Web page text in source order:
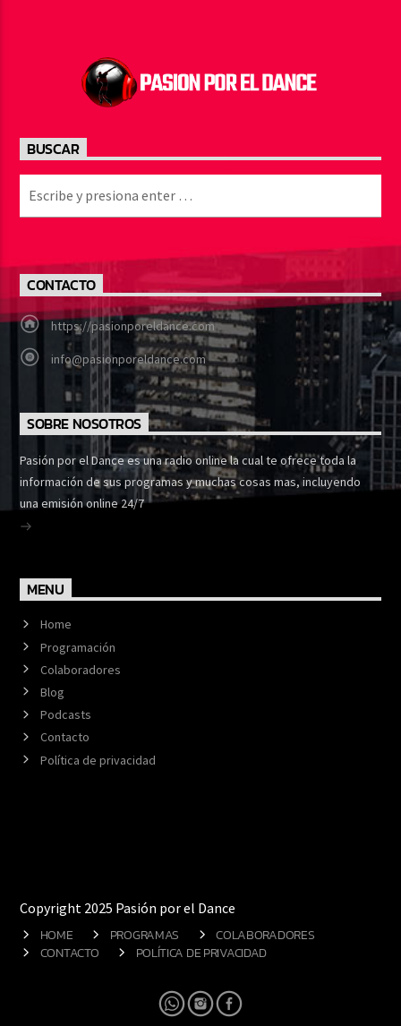
BUSCAR
CONTACTO
https://pasionporeldance.com
info@pasionporeldance.com
SOBRE NOSOTROS
Pasión por el Dance es una radio online la cual te ofrece toda la
información de sus programas y muchas cosas mas, incluyendo
una emisión online 24/7
MENU
Home
Programación
Colaboradores
Blog
Podcasts
Contacto
Política de privacidad
Copyright 2025 Pasión por el Dance
HOME PROGRAMAS
COLABORADORES
CONTACTO
POLÍTICA DE PRIVACIDAD